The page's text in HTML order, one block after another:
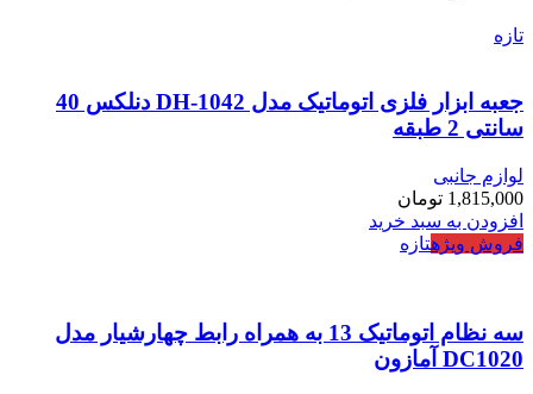
تازه
جعبه ابزار فلزی اتوماتیک مدل DH-1042 دنلکس 40
سانتی 2 طبقه
لوازم جانبی
1,815,000 تومان
افزودن به سبد خرید
فروش ویژهتازه
سه نظام اتوماتیک 13 به همراه رابط چهارشیار مدل
DC1020 آمازون